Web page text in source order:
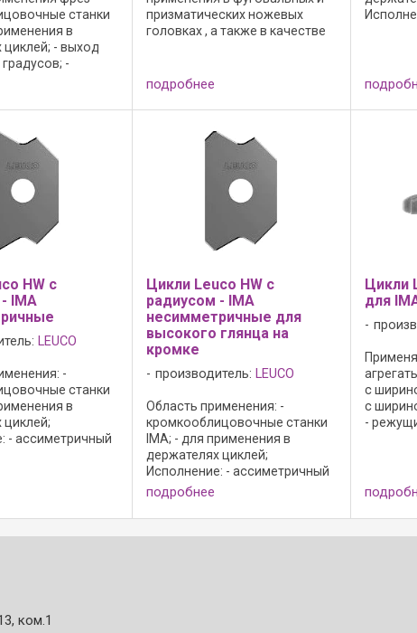
станки
в
циклей; - выход
-
с фаской
- режущий
- HL Board 05 для
...
призматических ножевых
головках , а также в качестве
плоского циклевочного ножа;
- угол заострения 55°; - ...
подробнее
HW с
IMA
LEUCO
-
станки
в
циклей;
- ассиметричный
05 для
пластика и
Цикли Leuco HW с
радиусом - IMA
несимметричные для
высокого глянца на
кромке
производитель: LEUCO
Область применения: -
кромкооблицовочные станки
IMA; - для применения в
держателях циклей;
Исполнение: - ассиметричный
профиль; - выход профиля 15
градусов; - режущая грань с
фаской против белого налета;
- режущий материал: HW; - HL
подробнее
Цикли
для
с
с
-
ком.1